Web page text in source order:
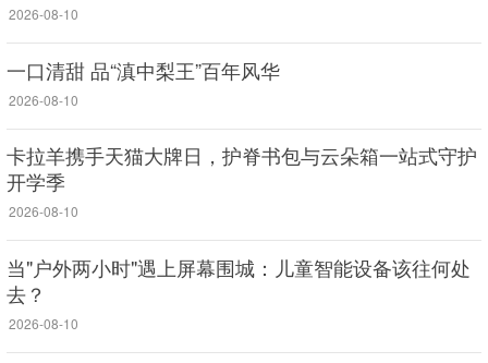
2026-08-10
一口清甜 品“滇中梨王”百年风华
2026-08-10
卡拉羊携手天猫大牌日，护脊书包与云朵箱一站式守护
开学季
2026-08-10
当"户外两小时"遇上屏幕围城：儿童智能设备该往何处
去？
2026-08-10